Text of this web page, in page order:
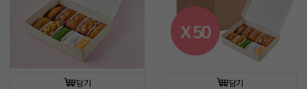
담기 담기